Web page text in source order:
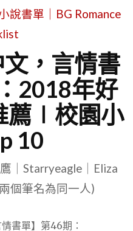
說書單｜BG Romance
文，言情書
2018年好
薦∣校園小
10
｜Starryeagle｜Eliza
個筆名為同一人)